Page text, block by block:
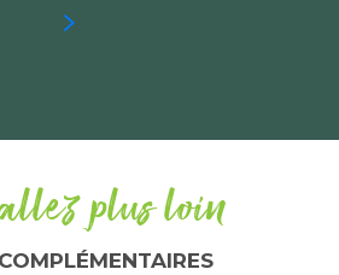
plus loin